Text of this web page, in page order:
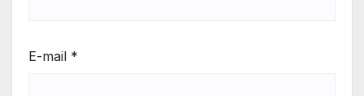
E-mail *